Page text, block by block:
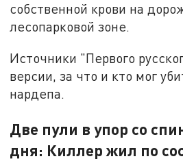
собственной крови на
лесопарковой зоне.
Источники "Первого
версии, за что и кто мог
нардепа.
Две пули в упор со
дня: Киллер жил по